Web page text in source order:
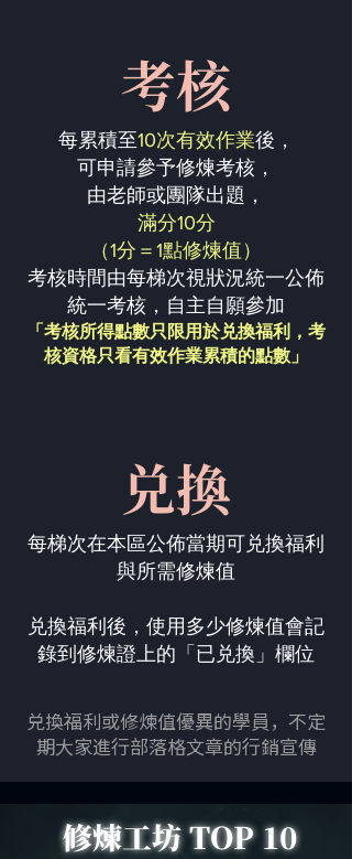
考核
每累積至10次有效作業後，
可申請參予修煉考核，
由老師或團隊出題，
滿分10分
（1分＝1點修煉值）
考核時間由每梯次視狀況統一公佈
統一考核，自主自願參加
「考核所得點數只限用於兑換福利， 考
核資格只看有效作業累積的點數」
兑換
每梯次在本區公佈當期可兑換福利
與所需修煉值
兑換福利後，使用多少修煉值會記
錄到修煉證上的「已兑換」欄位
兑換福利或修煉值優異的學員，不定
期大家進行部落格文章的行銷宣傳
修煉工坊 TOP 10